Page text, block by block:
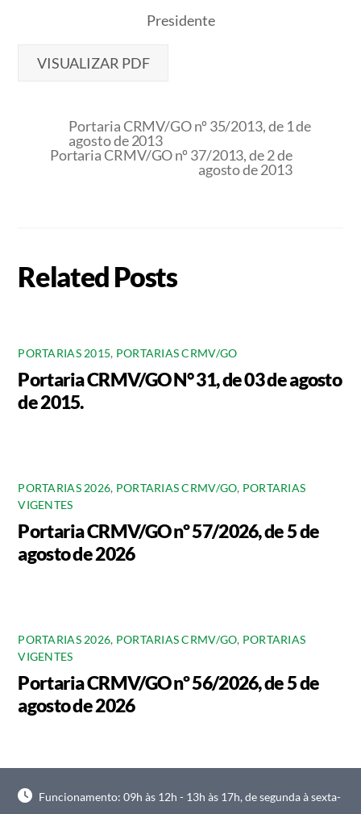
Presidente
VISUALIZAR PDF
Portaria CRMV/GO nº 35/2013, de 1 de
agosto de 2013
Portaria CRMV/GO nº 37/2013, de 2 de
agosto de 2013
Related Posts
PORTARIAS 2015, PORTARIAS CRMV/GO
Portaria CRMV/GO N° 31, de 03 de agosto
de 2015.
PORTARIAS 2026, PORTARIAS CRMV/GO, PORTARIAS
VIGENTES
Portaria CRMV/GO nº 57/2026, de 5 de
agosto de 2026
PORTARIAS 2026, PORTARIAS CRMV/GO, PORTARIAS
VIGENTES
Portaria CRMV/GO nº 56/2026, de 5 de
agosto de 2026
Funcionamento: 09h às 12h - 13h às 17h, de segunda à sexta-